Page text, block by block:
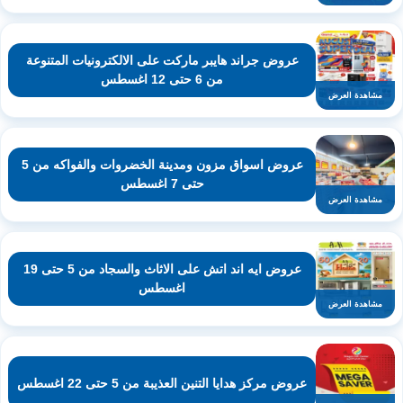
مشاهدة العرض
عروض جراند هايبر ماركت على الالكترونيات المتنوعة
من 6 حتى 12 اغسطس
مشاهدة العرض
عروض اسواق مزون ومدينة الخضروات والفواكه من 5
حتى 7 اغسطس
مشاهدة العرض
عروض ايه اند اتش على الاثاث والسجاد من 5 حتى 19
اغسطس
عروض مركز هدايا التنين العذيبة من 5 حتى 22 اغسطس